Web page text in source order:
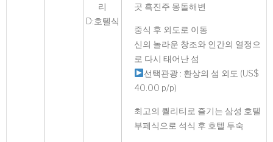
리
D:호텔식
곳 흑진주 몽돌해변
중식 후 외도로 이동
신의 놀라운 창조와 인간의 열정으
로 다시 태어난 섬
선택관광 : 환상의 섬 외도 (US$
40.00 p/p)
최고의 퀄리티로 즐기는 삼성 호텔
부페식으로 석식 후 호텔 투숙